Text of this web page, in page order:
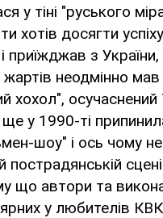
у тіні "руського
хотів досягти успіху
і приїжджав з
жартів неодмінно
хохол", осучаснений
у 1990-ті
шоу" і ось чому не
пострадянській
що автори та
у любителів